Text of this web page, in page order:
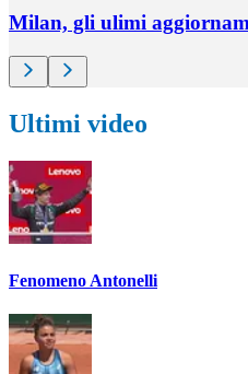
Milan, gli ulimi
Ultimi video
Fenomeno Antonelli